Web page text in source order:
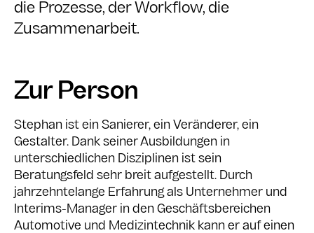
die Prozesse, der Workflow, die
Zusammenarbeit.
Zur Person
Stephan ist ein Sanierer, ein Veränderer, ein
Gestalter. Dank seiner Ausbildungen in
unterschiedlichen Disziplinen ist sein
Beratungsfeld sehr breit aufgestellt. Durch
jahrzehntelange Erfahrung als Unternehmer und
Interims-Manager in den Geschäftsbereichen
Automotive und Medizintechnik kann er auf einen